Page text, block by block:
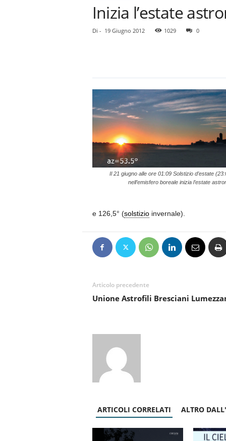
Inizia l’estate
Di - 19 Giugno 2012 1029 0
Il 21 giugno alle ore 01:09 Solstizio d’estate
nell’emisfero boreale inizia l’estate
e 126,5° (solstizioinvernale).
Articolo precedente
Unione Astrofili Bresciani
ARTICOLI CORRELATI ALTRO